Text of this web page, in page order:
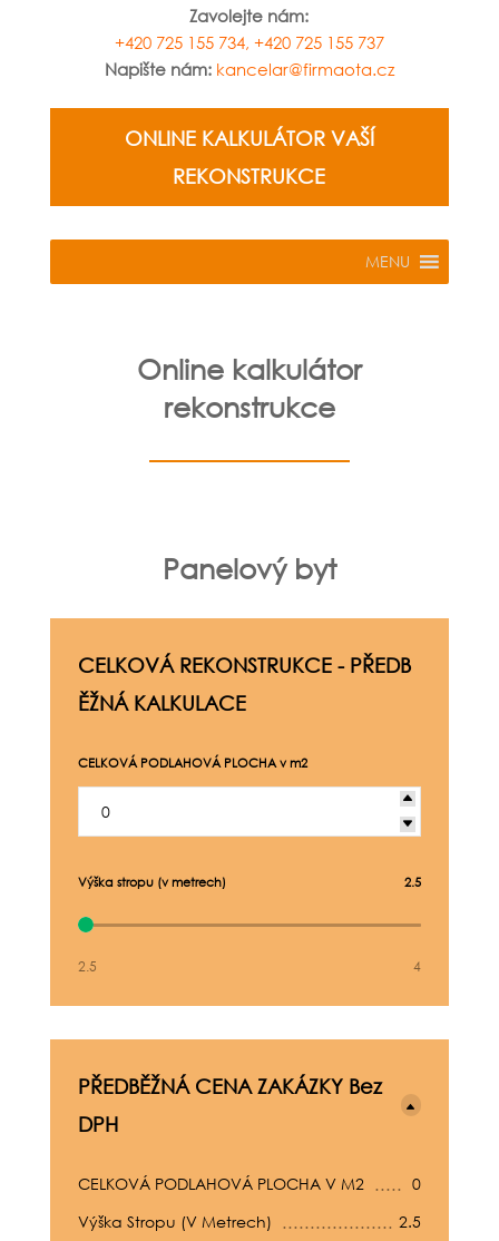
Zavolejte nám:
+420 725 155 734, +420 725 155 737
Napište nám:kancelar@firmaota.cz
ONLINE KALKULÁTOR VAŠÍ
REKONSTRUKCE
MENU
Online kalkulátor
rekonstrukce
Panelový byt
CELKOVÁ REKONSTRUKCE - PŘEDB
ĚŽNÁ KALKULACE
CELKOVÁ PODLAHOVÁ PLOCHA v m2
Výška stropu (v metrech) 2.5
2.5 4
PŘEDBĚŽNÁ CENA ZAKÁZKY Bez
DPH
CELKOVÁ PODLAHOVÁ PLOCHA V M2
0
Výška Stropu (v Metrech)
2.5